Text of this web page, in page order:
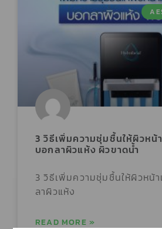
3 วิธีเพิ่มความชุ่มชื้นให้ผิวหน้
บอกลาผิวแห้ง ผิวขาดน้ำ
3 วิธีเพิ่มความชุ่มชื้นให้ผิวหน้
ลาผิวแห้ง
READ MORE »